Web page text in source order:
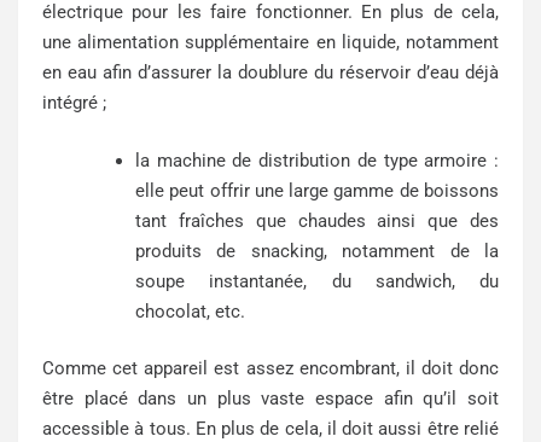
électrique pour les faire fonctionner. En plus de cela,
une alimentation supplémentaire en liquide, notamment
en eau afin d’assurer la doublure du réservoir d’eau déjà
intégré ;
la machine de distribution de type armoire :
elle peut offrir une large gamme de boissons
tant fraîches que chaudes ainsi que des
produits de snacking, notamment de la
soupe instantanée, du sandwich, du
chocolat, etc.
Comme cet appareil est assez encombrant, il doit donc
être placé dans un plus vaste espace afin qu’il soit
accessible à tous. En plus de cela, il doit aussi être relié